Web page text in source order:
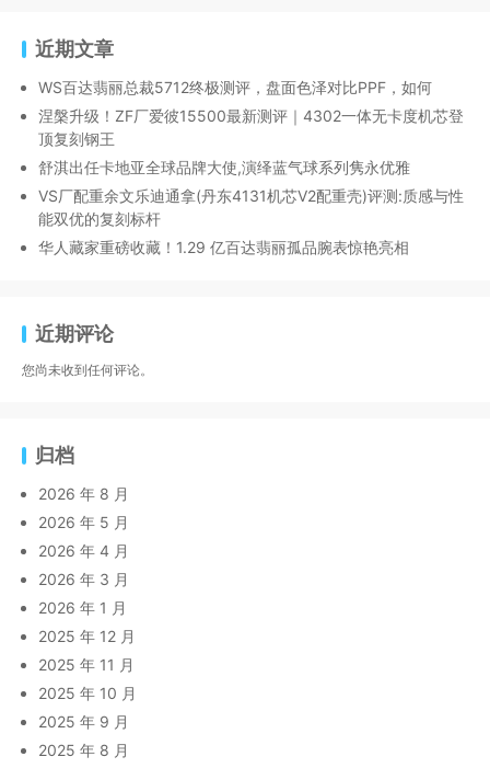
近期文章
WS百达翡丽总裁5712终极测评，盘面色泽对比PPF，如何
涅槃升级！ZF厂爱彼15500最新测评｜4302一体无卡度机芯登
顶复刻钢王
舒淇出任卡地亚全球品牌大使,演绎蓝气球系列隽永优雅
VS厂配重余文乐迪通拿(丹东4131机芯V2配重壳)评测:质感与性
能双优的复刻标杆
华人藏家重磅收藏！1.29 亿百达翡丽孤品腕表惊艳亮相
近期评论
您尚未收到任何评论。
归档
2026 年 8 月
2026 年 5 月
2026 年 4 月
2026 年 3 月
2026 年 1 月
2025 年 12 月
2025 年 11 月
2025 年 10 月
2025 年 9 月
2025 年 8 月